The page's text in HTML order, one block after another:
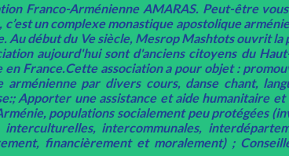
Franco-Arménienne AMARAS. Peut-être
un complexe monastique apostolique
Au début du Ve siècle, Mesrop Mashtots ouvrit
aujourd'hui sont d'anciens citoyens du
France.Cette association a pour objet :
par divers cours, danse chant,
Apporter une assistance et aide humanitaire
populations socialement peu protégées
intercommunales,
financièrement et moralement) ;